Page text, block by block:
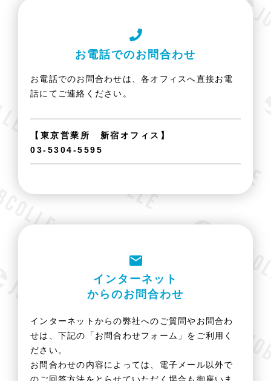
お電話でのお問合わせ
お電話でのお問合わせは、各オフィスへ直接お電
話にてご連絡ください。
【東京営業所 新宿オフィス】
03-5304-5595
インターネット
からのお問合わせ
インターネットからの弊社へのご質問やお問合わ
せは、下記の「お問合わせフォーム」をご利用く
ださい。
お問合わせの内容によっては、電子メール以外で